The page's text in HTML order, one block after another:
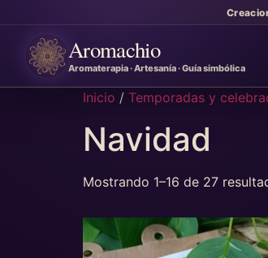
Aromachio
Aromaterapia · Artesanía · Guía simbólica
Inicio / Temporadas y
Navidad
Mostrando 1–16 de 27